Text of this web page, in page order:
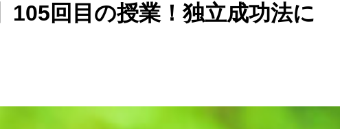
105回目の授業！独立成功法に